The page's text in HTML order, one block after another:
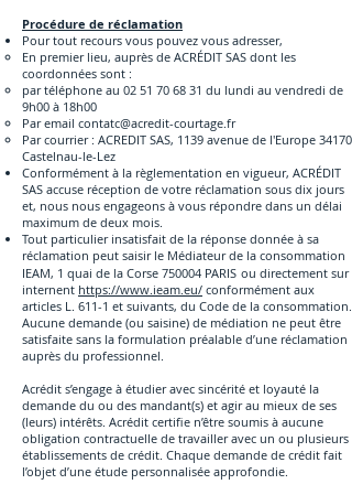
Procédure de réclamation
Pour tout recours vous pouvez vous adresser,
En premier lieu, auprès de ACRÉDIT SAS dont les
coordonnées sont :
par téléphone au 02 51 70 68 31 du lundi au vendredi de
9h00 à 18h00
Par email contatc@acredit-courtage.fr
Par courrier : ACREDIT SAS, 1139 avenue de l'Europe 34170
Castelnau-le-Lez
Conformément à la règlementation en vigueur, ACRÉDIT
SAS accuse réception de votre réclamation sous dix jours
et, nous nous engageons à vous répondre dans un délai
maximum de deux mois.
Tout particulier insatisfait de la réponse donnée à sa
réclamation peut saisir le Médiateur de la consommation
IEAM, 1 quai de la Corse 750004 PARIS ou directement sur
internent https://www.ieam.eu/ conformément aux
articles L. 611-1 et suivants, du Code de la consommation.
Aucune demande (ou saisine) de médiation ne peut être
satisfaite sans la formulation préalable d’une réclamation
auprès du professionnel.
Acrédit s’engage à étudier avec sincérité et loyauté la
demande du ou des mandant(s) et agir au mieux de ses
(leurs) intérêts. Acrédit certifie n’être soumis à aucune
obligation contractuelle de travailler avec un ou plusieurs
établissements de crédit. Chaque demande de crédit fait
l’objet d’une étude personnalisée approfondie.